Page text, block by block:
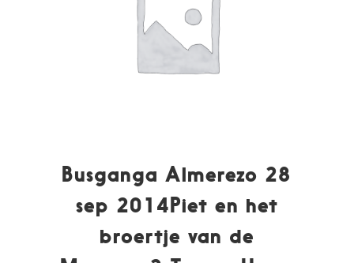
Busganga Almerezo 28
sep 2014Piet en het
broertje van de